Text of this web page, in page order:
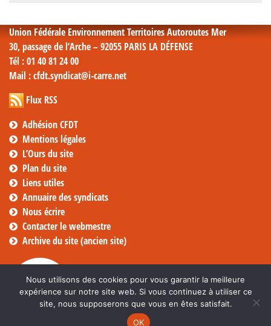
Union Fédérale Environnement Territoires Autoroutes Mer
30, passage de l’Arche – 92055 PARIS LA DÉFENSE
Tél : 01 40 81 24 00
Mail : cfdt.syndicat@i-carre.net
Flux RSS
Adhésion CFDT
Mentions légales
L’Ours du site
Plan du site
Liens utiles
Annuaire des syndicats
Nous écrire
Contacter le webmestre
Archive du site (ancien site)
Nous utilisons des cookies pour vous garantir la meilleure
expérience sur notre site web. Si vous continuez à utiliser ce
site, nous supposerons que vous en êtes satisfait.
OK